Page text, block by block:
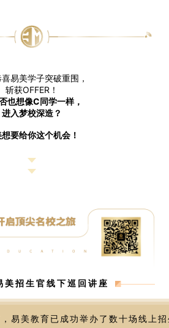
易美学子突破重围，
斩获OFFER！
也想像C同学一样，
进入梦校深造？
要给你这个机会！
招生官线下巡回讲座
易美教育已成功举办了数十场线上